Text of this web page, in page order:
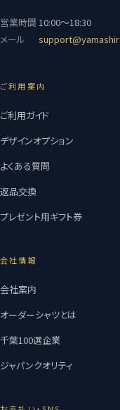
営業時間 10:00〜18:30
メール
ご利用案内
ご利用ガイド
デザインオプション
よくある質問
返品交換
プレゼント用ギフト券
会社情報
会社案内
オーダーシャツとは
千葉100選企業
ジャパンクオリティ